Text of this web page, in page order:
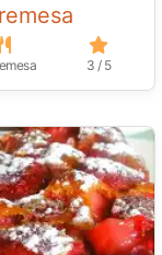
3 / 5